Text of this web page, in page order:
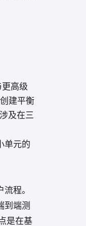
高级
建平衡
及在三
单元的
程。
到端测
是在基